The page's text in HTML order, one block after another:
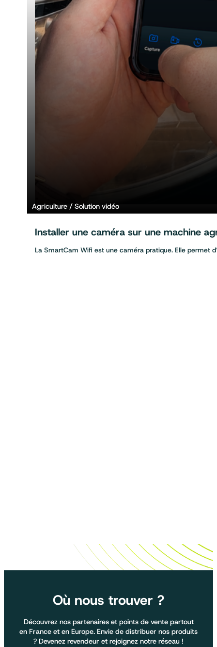
Agriculture Solution vidéo
Installer une caméra sur une machine
La SmartCam Wifi est une caméra pratique. Elle permet
Où nous trouver ?
Découvrez nos partenaires et points de vente partout
en France et en Europe. Envie de distribuer nos produits
? Devenez revendeur et rejoignez notre réseau !